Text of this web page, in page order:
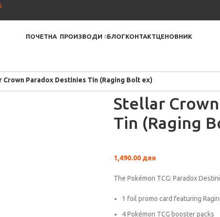
ПОЧЕТНА ПРОИЗВОДИ БЛОГКОНТАКТЦЕНОВНИК
Crown Paradox Destinies Tin (Raging Bolt ex)
Stellar
Tin (Raging
1,490.00 ден
The Pokémon TCG: Paradox
1 foil promo card featuring
4 Pokémon TCG booster packs